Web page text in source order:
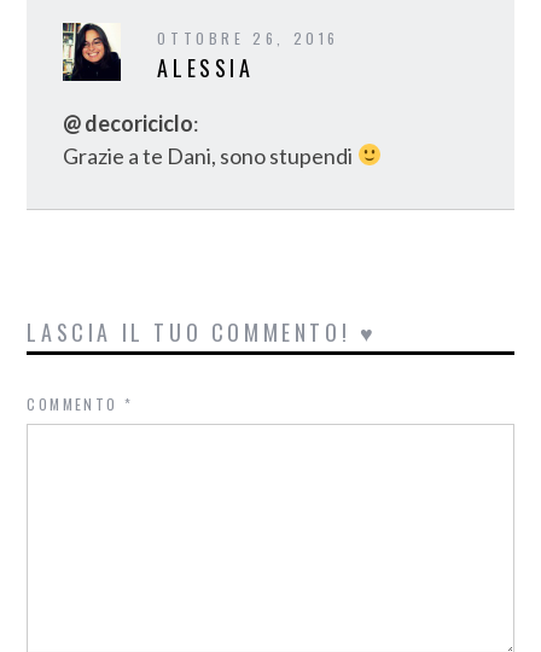
OTTOBRE 26, 2016
ALESSIA
@ decoriciclo:
Grazie a te Dani, sono stupendi
LASCIA IL TUO COMMENTO! ♥
COMMENTO*